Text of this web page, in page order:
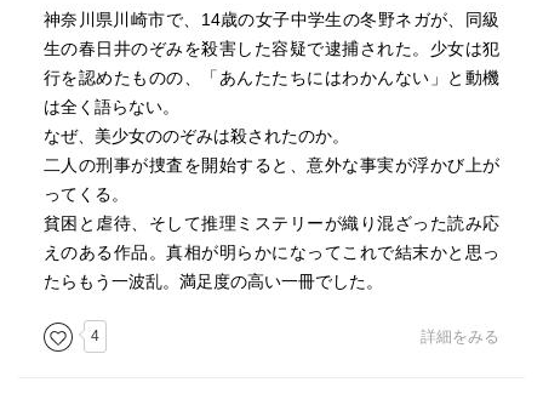
神奈川県川崎市で、14歳の女子中学生の冬野ネガが、同級
生の春日井のぞみを殺害した容疑で逮捕された。少女は犯
行を認めたものの、「あんたたちにはわかんない」と動機
は全く語らない。
なぜ、美少女ののぞみは殺されたのか。
二人の刑事が捜査を開始すると、意外な事実が浮かび上が
ってくる。
貧困と虐待、そして推理ミステリーが織り混ざった読み応
えのある作品。真相が明らかになってこれで結末かと思っ
たらもう一波乱。満足度の高い一冊でした。
4 詳細をみる